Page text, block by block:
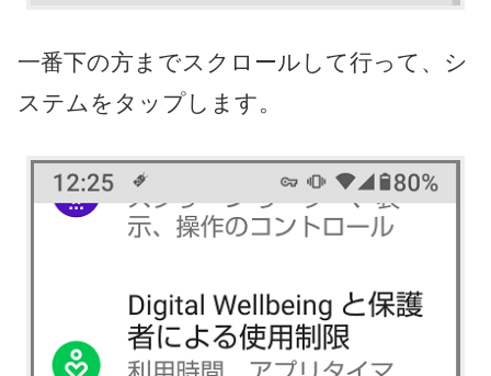
一番下の方までスクロールして行って、シ
ステムをタップします。